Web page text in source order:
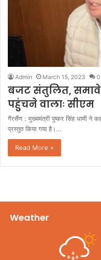
Admin March 15, 2023 0
बजट संतुलित,
पहुंचने वालाः सीएम
गैरसैंण : मुख्यमंत्री पुष्कर सिंह धामी ने
प्रस्तुत किया गया है।…
Read More »
Weather